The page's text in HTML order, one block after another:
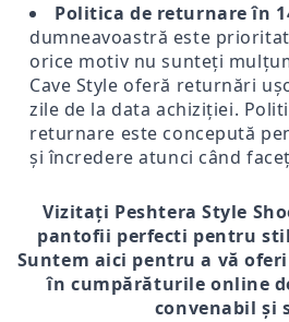
Politica de returnare în
dumneavoastră este
orice motiv nu sunteți
Cave Style oferă returnări
zile de la data achiziției.
returnare este concepută
și încredere atunci când
Vizitați Peshtera Style
pantofii perfecti pentru
Suntem aici pentru a vă
în cumpărăturile online
convenabil și